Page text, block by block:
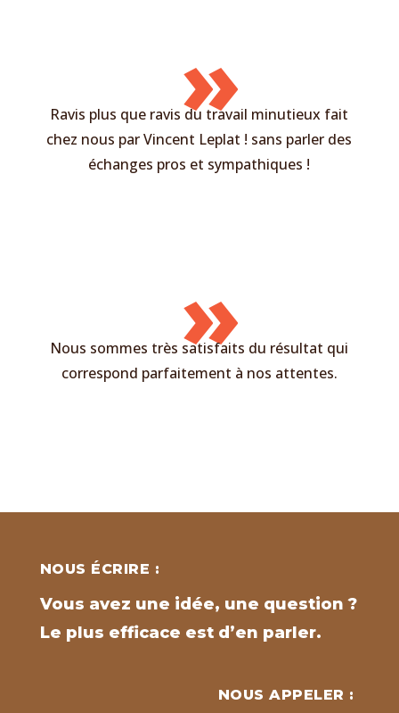
»
Ravis plus que ravis du travail minutieux fait
chez nous parVincent Leplat ! sans parler des
échanges pros et sympathiques !
»
Nous sommes très satisfaits du résultat qui
correspond parfaitement à nos attentes.
NOUS ÉCRIRE :
Vous avez une idée, une question ?
Le plus efficace est d’en parler.
NOUS APPELER :